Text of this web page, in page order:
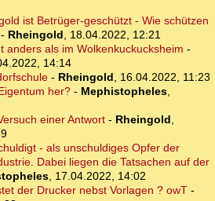
ist Betrüger-geschützt - Wie schützen
- Rheingold, 18.04.2022, 12:21
anders als im Wolkenkuckucksheim -
14:14
- Rheingold, 16.04.2022, 11:23
her?- Mephistopheles,
einer Antwort- Rheingold,
- als unschuldiges Opfer der
Dabei liegen die Tatsachen auf der
, 17.04.2022, 14:02
der Drucker nebst Vorlagen ? owT-